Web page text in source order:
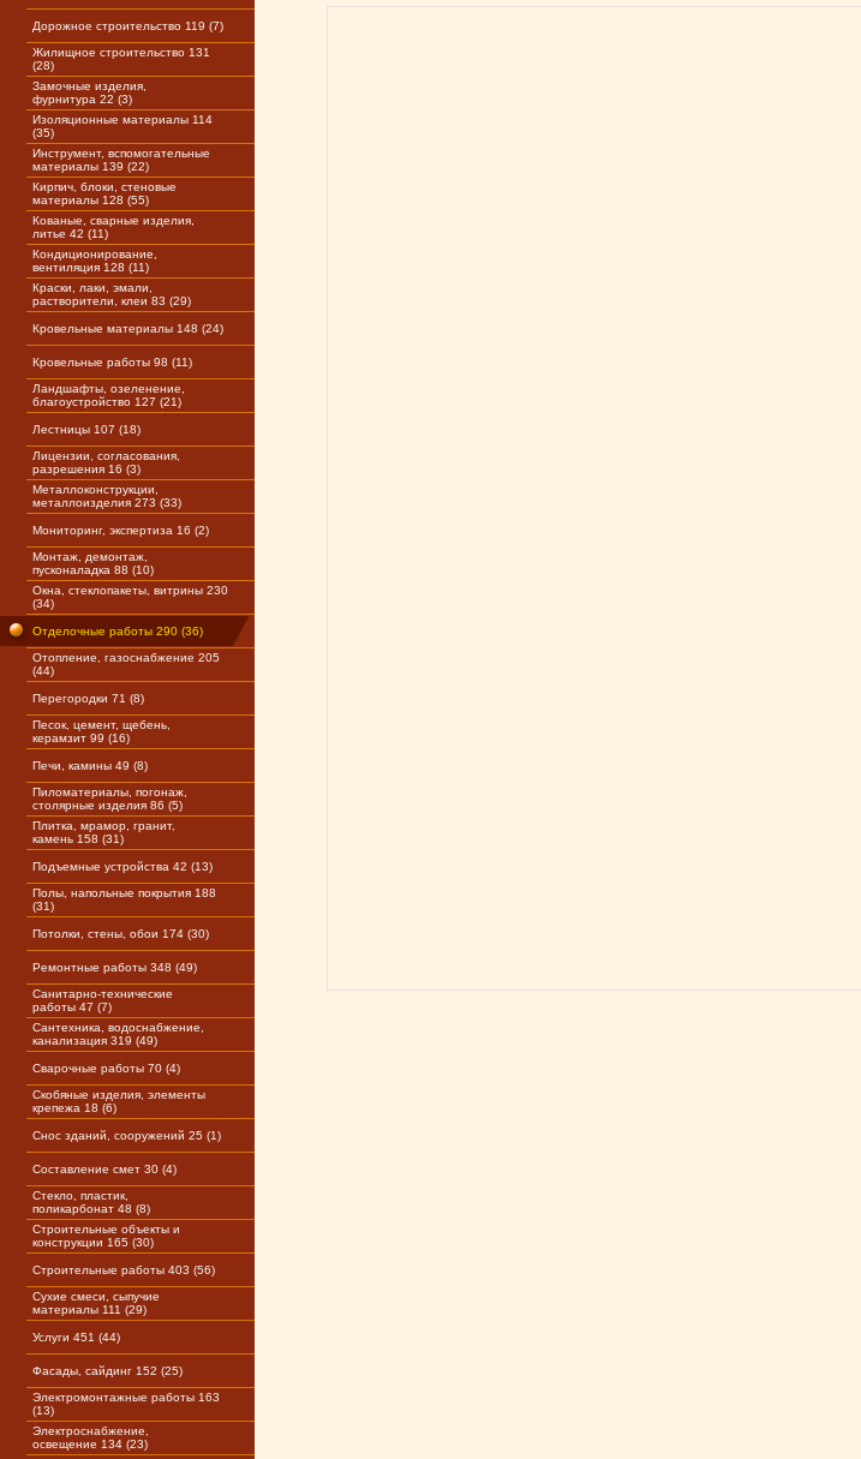
Дорожное строительство 119 (7)
Жилищное строительство 131
(28)
Замочные изделия,
фурнитура 22 (3)
Изоляционные материалы 114
(35)
Инструмент, вспомогательные
материалы 139 (22)
Кирпич, блоки, стеновые
материалы 128 (55)
Кованые, сварные изделия,
литье 42 (11)
Кондиционирование,
вентиляция 128 (11)
Краски, лаки, эмали,
растворители, клеи 83 (29)
Кровельные материалы 148 (24)
Кровельные работы 98 (11)
Ландшафты, озеленение,
благоустройство 127 (21)
Лестницы 107 (18)
Лицензии, согласования,
разрешения 16 (3)
Металлоконструкции,
металлоизделия 273 (33)
Мониторинг, экспертиза 16 (2)
Монтаж, демонтаж,
пусконаладка 88 (10)
Окна, стеклопакеты, витрины 230
(34)
Отделочные работы 290 (36)
Отопление, газоснабжение 205
(44)
Перегородки 71 (8)
Песок, цемент, щебень,
керамзит 99 (16)
Печи, камины 49 (8)
Пиломатериалы, погонаж,
столярные изделия 86 (5)
Плитка, мрамор, гранит,
камень 158 (31)
Подъемные устройства 42 (13)
Полы, напольные покрытия 188
(31)
Потолки, стены, обои 174 (30)
Ремонтные работы 348 (49)
Санитарно-технические
работы 47 (7)
Сантехника, водоснабжение,
канализация 319 (49)
Сварочные работы 70 (4)
Скобяные изделия, элементы
крепежа 18 (6)
Снос зданий, сооружений 25 (1)
Составление смет 30 (4)
Стекло, пластик,
поликарбонат 48 (8)
Строительные объекты и
конструкции 165 (30)
Строительные работы 403 (56)
Сухие смеси, сыпучие
материалы 111 (29)
Услуги 451 (44)
Фасады, сайдинг 152 (25)
Электромонтажные работы 163
(13)
Электроснабжение,
освещение 134 (23)